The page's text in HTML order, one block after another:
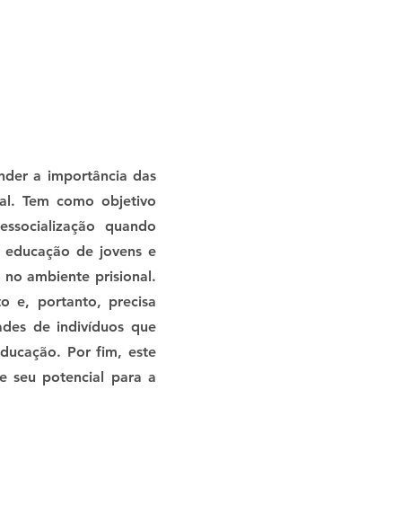
a importância das
Tem como objetivo
quando
de jovens e
ambiente prisional.
e, portanto, precisa
de indivíduos que
Por fim, este
seu potencial para a